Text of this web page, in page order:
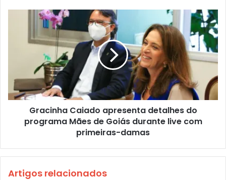
Gracinha Caiado apresenta detalhes do
programa Mães de Goiás durante live com
primeiras-damas
Artigos relacionados